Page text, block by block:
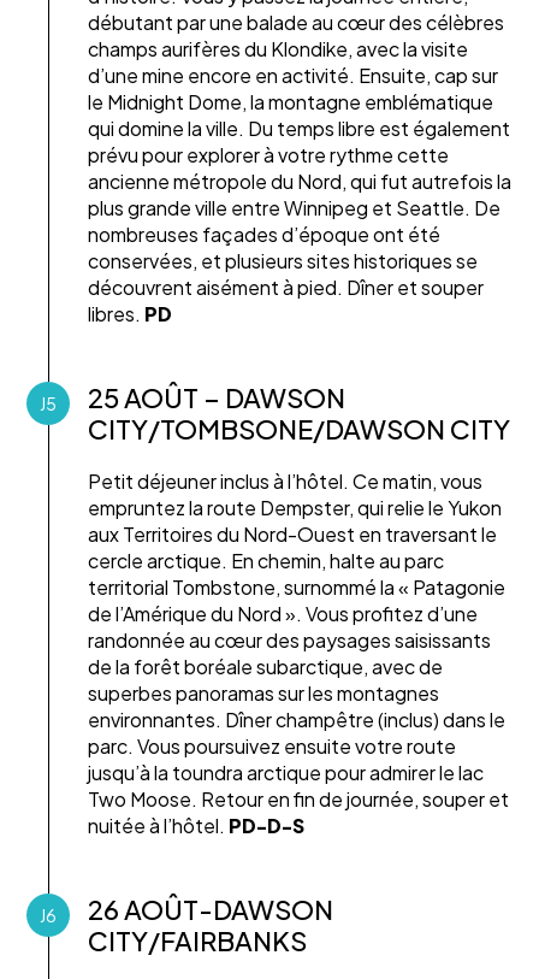
débutant par une balade au cœur des célèbres
champs aurifères du Klondike, avec la visite
d’une mine encore en activité. Ensuite, cap sur
le Midnight Dome, la montagne emblématique
qui domine la ville. Du temps libre est également
prévu pour explorer à votre rythme cette
ancienne métropole du Nord, qui fut autrefois la
plus grande ville entre Winnipeg et Seattle. De
nombreuses façades d’époque ont été
conservées, et plusieurs sites historiques se
découvrent aisément à pied. Dîner et souper
libres. PD
J5
25 AOÛT – DAWSON
CITY/TOMBSONE/DAWSON CITY
Petit déjeuner inclus à l’hôtel. Ce matin, vous
empruntez la route Dempster, qui relie le Yukon
aux Territoires du Nord-Ouest en traversant le
cercle arctique. En chemin, halte au parc
territorial Tombstone, surnommé la « Patagonie
de l’Amérique du Nord ». Vous profitez d’une
randonnée au cœur des paysages saisissants
de la forêt boréale subarctique, avec de
superbes panoramas sur les montagnes
environnantes. Dîner champêtre (inclus) dans le
parc. Vous poursuivez ensuite votre route
jusqu’à la toundra arctique pour admirer le lac
Two Moose. Retour en fin de journée, souper et
nuitée à l’hôtel. PD-D-S
J6
26 AOÛT-DAWSON
CITY/FAIRBANKS